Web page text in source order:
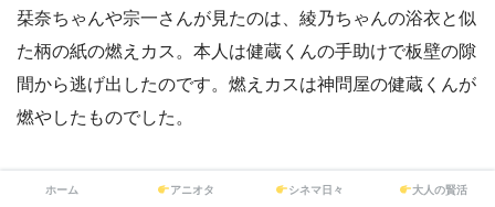
栞奈ちゃんや宗一さんが見たのは、綾乃ちゃんの浴衣と似
た柄の紙の燃えカス。本人は健蔵くんの手助けで板壁の隙
間から逃げ出したのです。燃えカスは神問屋の健蔵くんが
燃やしたものでした。
ホーム アニオタ シネマ日々 大人の賢活